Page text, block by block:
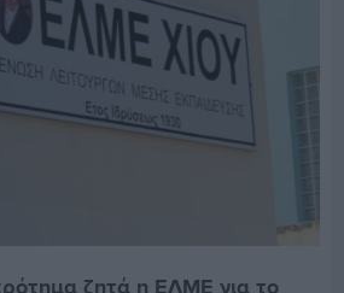
ζητά η ΕΛΜΕ για το